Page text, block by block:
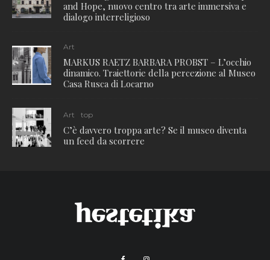
and Hope, nuovo centro tra arte immersiva e
dialogo interreligioso
Art
MARKUS RAETZ BARBARA PROBST – L’occhio
dinamico. Traiettorie della percezione al Museo
Casa Rusca di Locarno
Art top
C’è davvero troppa arte? Se il museo diventa
un feed da scorrere